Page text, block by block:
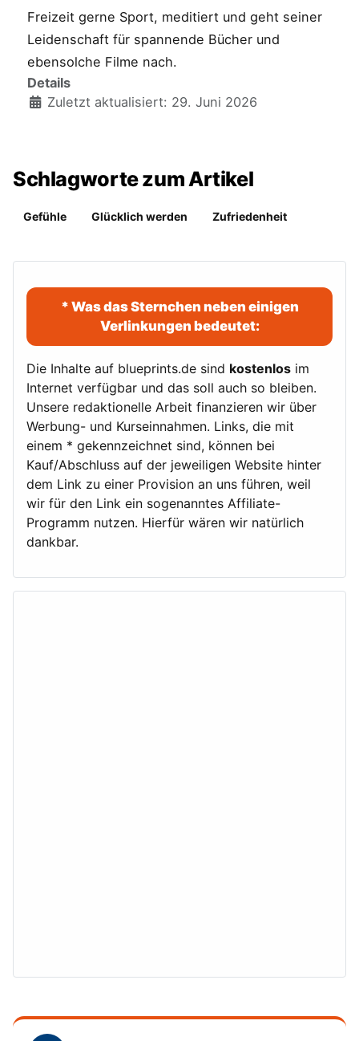
Freizeit gerne Sport, meditiert und geht seiner
Leidenschaft für spannende Bücher und
ebensolche Filme nach.
Details
Zuletzt aktualisiert: 29. Juni 2026
Schlagworte zum Artikel
Gefühle Glücklich werden Zufriedenheit
* Was das Sternchen neben einigen
Verlinkungen bedeutet:
Die Inhalte auf blueprints.de sind kostenlos im
Internet verfügbar und das soll auch so bleiben.
Unsere redaktionelle Arbeit finanzieren wir über
Werbung- und Kurseinnahmen. Links, die mit
einem * gekennzeichnet sind, können bei
Kauf/Abschluss auf der jeweiligen Website hinter
dem Link zu einer Provision an uns führen, weil
wir für den Link ein sogenanntes Affiliate-
Programm nutzen. Hierfür wären wir natürlich
dankbar.